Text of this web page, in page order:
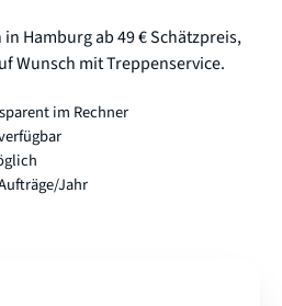
Hamburg ab 49 € Schätzpreis,
Wunsch mit Treppenservice.
im Rechner
Jahr